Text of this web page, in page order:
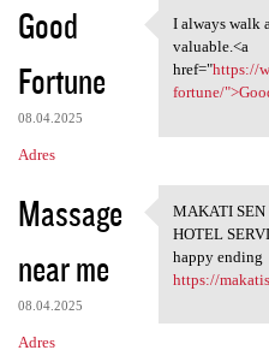
Good
Fortune
08.04.2025
Adres
I always
I always walk
valuable.<a
href="https://
fortune/
Massage
near me
08.04.2025
Adres
MAKATI
MAKATI SEN
HOTEL
happy ending
https://